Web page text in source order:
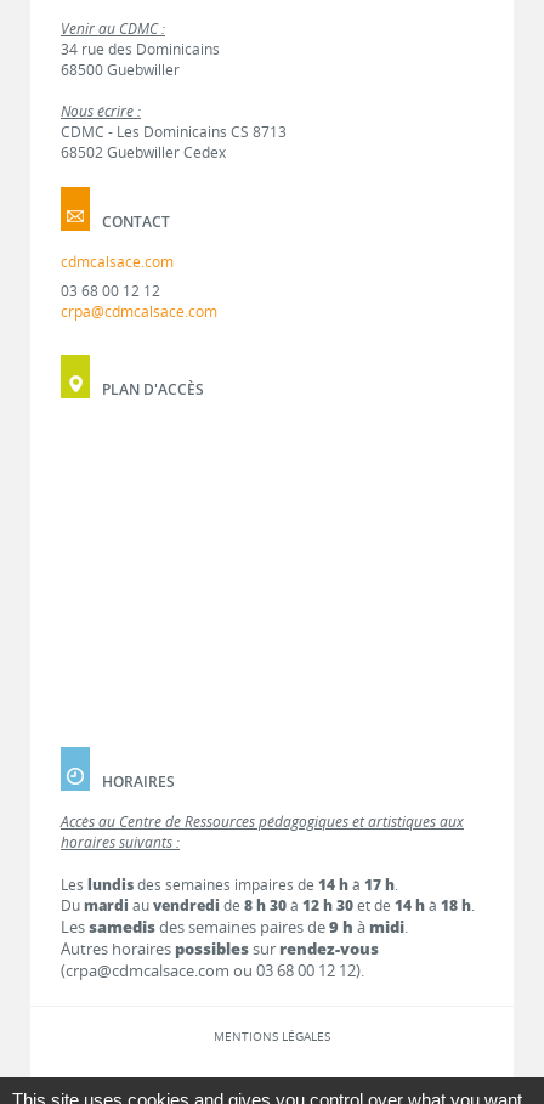
Venir au CDMC :
34 rue des Dominicains
68500 Guebwiller
Nous écrire :
CDMC - Les Dominicains CS 8713
68502 Guebwiller Cedex
CONTACT
cdmcalsace.com
03 68 00 12 12
crpa@cdmcalsace.com
PLAN D'ACCÈS
HORAIRES
Accès au Centre de Ressources pédagogiques et artistiques aux
horaires suivants :
Les lundisdes semaines impaires de 14 hà 17 h.
Dumardi auvendredi de 8 h 30à 12 h 30et de 14 hà 18 h.
Lessamedisdes semaines paires de9 h à midi.
Autres horaires possiblessur rendez-vous
(crpa@cdmcalsace.com ou 03 68 00 12 12).
MENTIONS LÉGALES
LIENS
This site uses cookies and gives you control over what you want